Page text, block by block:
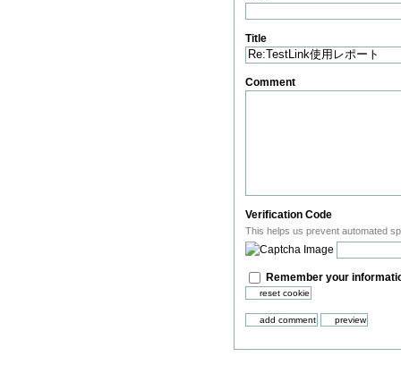
Title
Comment
Verification Code
This helps us prevent automated
Remember your